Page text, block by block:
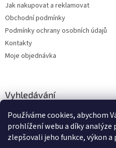
Používáme cookies, abychom
prohlížení webu a díky analýze
zlepšovali jeho funkce, výkon
Jak nakupovat a reklamovat
Obchodní podmínky
Podmínky ochrany osobních údajů
Kontakty
Moje objednávka
Vyhledávání